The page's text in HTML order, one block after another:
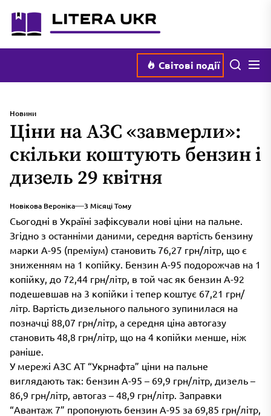
вмісту
Світові події Пошук
Новини
Ціни на АЗС «завмерли»:
скільки коштують бензин і
дизель 29 квітня
Новікова Вероніка 3 Місяці Тому
Сьогодні в Україні зафіксували нові ціни на пальне.
Згідно з останніми даними, середня вартість бензину
марки А-95 (преміум) становить 76,27 грн/літр, що є
зниженням на 1 копійку. Бензин А-95 подорожчав на 1
копійку, до 72,44 грн/літр, в той час як бензин А-92
подешевшав на 3 копійки і тепер коштує 67,21 грн/
літр. Вартість дизельного пального зупинилася на
позначці 88,07 грн/літр, а середня ціна автогазу
становить 48,8 грн/літр, що на 4 копійки менше, ніж
раніше.
У мережі АЗС АТ “Укрнафта” ціни на пальне
виглядають так: бензин А-95 – 69,9 грн/літр, дизель –
86,9 грн/літр, автогаз – 48,9 грн/літр. Заправки
“Авантаж 7” пропонують бензин А-95 за 69,85 грн/літр,